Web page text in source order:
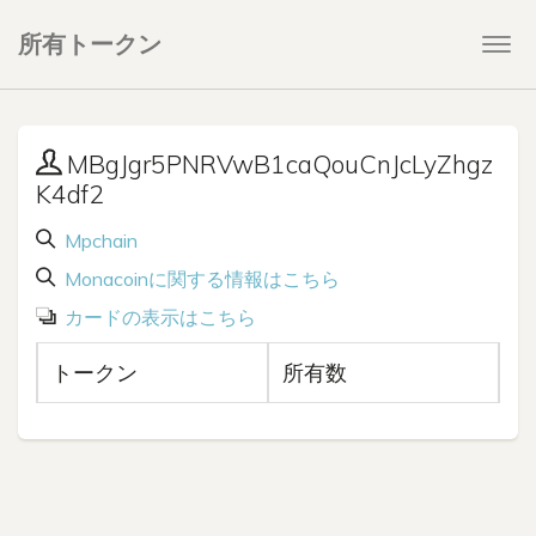
所有トークン
MBgJgr5PNRVwB1caQouCnJcLyZhgz
K4df2
Mpchain
Monacoinに関する情報はこちら
カードの表示はこちら
トークン 所有数